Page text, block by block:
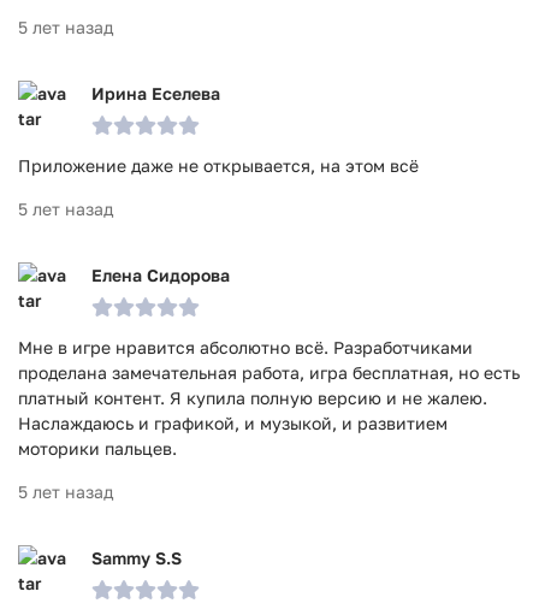
5 лет назад
Ирина Еселева
Приложение даже не открывается, на этом всё
5 лет назад
Елена Сидорова
Мне в игре нравится абсолютно всё. Разработчиками
проделана замечательная работа, игра бесплатная, но есть
платный контент. Я купила полную версию и не жалею.
Наслаждаюсь и графикой, и музыкой, и развитием
моторики пальцев.
5 лет назад
Sammy S.S